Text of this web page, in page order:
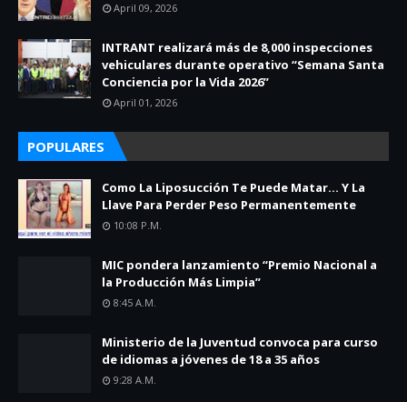
April 09, 2026
INTRANT realizará más de 8,000 inspecciones
vehiculares durante operativo “Semana Santa
Conciencia por la Vida 2026”
April 01, 2026
POPULARES
Como La Liposucción Te Puede Matar… Y La
Llave Para Perder Peso Permanentemente
10:08 P.m.
MIC pondera lanzamiento “Premio Nacional a
la Producción Más Limpia”
8:45 A.m.
Ministerio de la Juventud convoca para curso
de idiomas a jóvenes de 18 a 35 años
9:28 A.m.